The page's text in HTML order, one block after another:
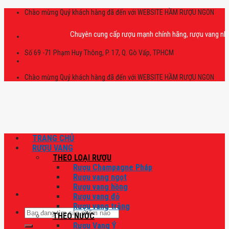
Skip
Chào mừng Quý khách hàng đã đến với WEBSITE HẦM RƯỢU NGON
Chuyên cung cấp rượu mạnh chính hãng, rượu vang nhập
Số 69 -71 Phạm Huy Thông, P. 17, Q. Gò Vấp, TPHCM
Chào mừng Quý khách hàng đã đến với WEBSITE HẦM RƯỢU NGON
Tìm
kiếm:
TRANG CHỦ
RƯỢU VANG
THEO LOẠI RƯỢU
Rượu Champagne Pháp
Rượu vang ngọt
Rượu vang hồng
Rượu vang đỏ
Rượu vang trắng
THEO NƯỚC
Rượu Vang Ý